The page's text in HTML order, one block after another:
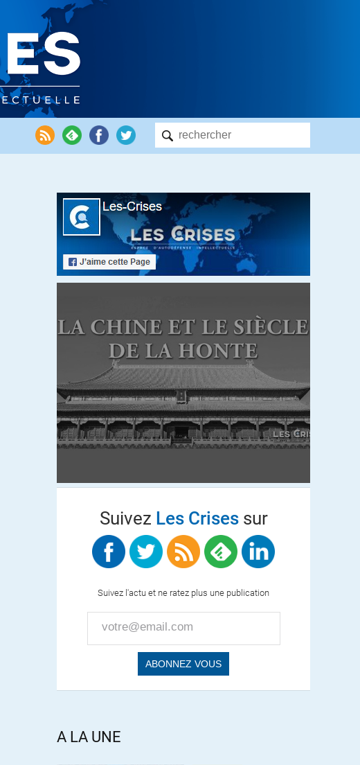
Suivez Les Crisessur
Suivez l'actu et ne ratez plus une publication
A LA UNE